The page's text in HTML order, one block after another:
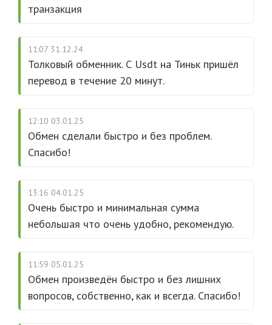
транзакция
11:07 31.12.24
Толковый обменник. С Usdt на Тиньк пришёл
перевод в течение 20 минут.
12:10 03.01.25
Обмен сделали быстро и без проблем.
Спасибо!
13:16 04.01.25
Очень быстро и минимальная сумма
небольшая что очень удобно, рекомендую.
11:59 05.01.25
Обмен произведён быстро и без лишних
вопросов, собственно, как и всегда. Спасибо!